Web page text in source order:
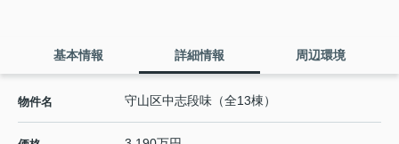
基本情報 詳細情報 周辺環境
物件名 守山区中志段味（全13棟）